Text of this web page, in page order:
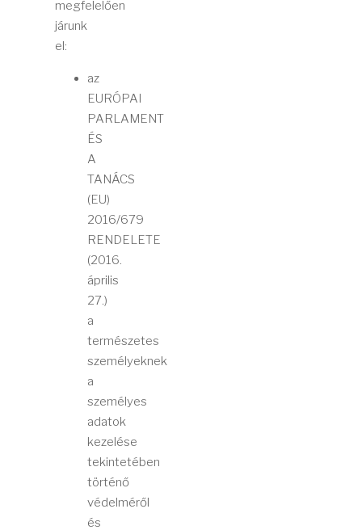
megfelelően
járunk
el:
az
EURÓPAI
PARLAMENT
ÉS
A
TANÁCS
(EU)
2016/679
RENDELETE
(2016.
április
27.)
a
természetes
személyeknek
a
személyes
adatok
kezelése
tekintetében
történő
védelméről
és